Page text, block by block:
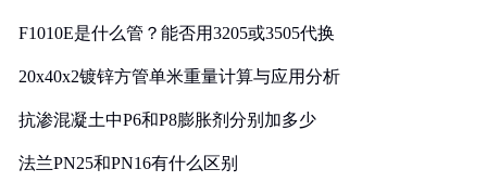
F1010E是什么管？能否用3205或3505代换
20x40x2镀锌方管单米重量计算与应用分析
抗渗混凝土中P6和P8膨胀剂分别加多少
法兰PN25和PN16有什么区别